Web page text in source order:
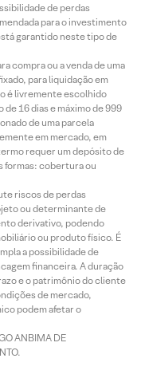
de perdas
para o investimento
garantido neste tipo de
compra ou a venda de uma
para liquidação em
é livremente escolhido
16 dias e máximo de 999
de uma parcela
em mercado, em
requer um depósito de
formas: cobertura ou
riscos de perdas
ou determinante de
derivativo, podendo
ou produto físico. É
a possibilidade de
financeira. A duração
e o patrimônio do cliente
de mercado,
podem afetar o
ANBIMA DE